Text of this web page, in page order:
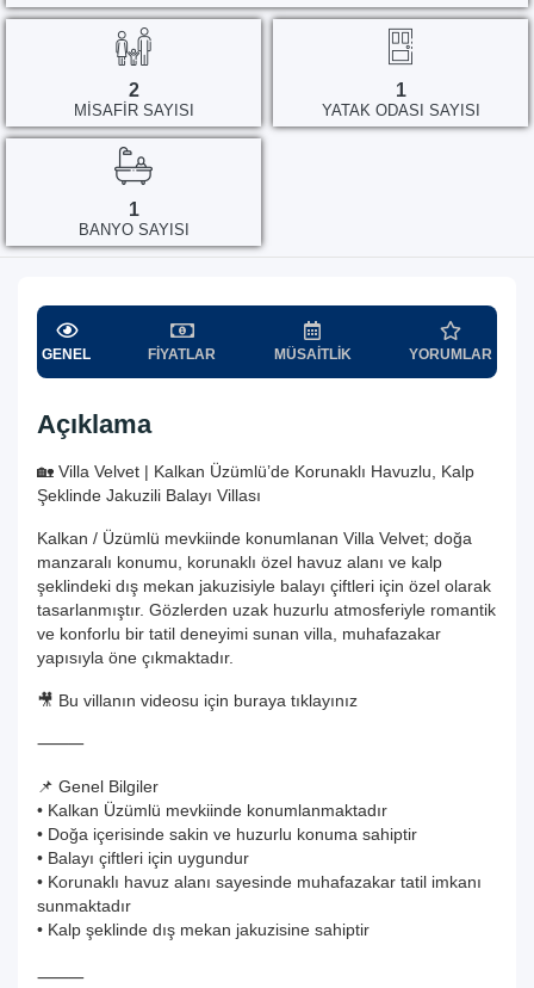
2
MISAFIR SAYISI
1
YATAK ODASI SAYISI
1
BANYO SAYISI
GENEL FIYATLAR MÜSAITLIK YORUMLAR
Açıklama
🏡 Villa Velvet | Kalkan Üzümlü’de Korunaklı Havuzlu, Kalp
Şeklinde Jakuzili Balayı Villası
Kalkan / Üzümlü mevkiinde konumlanan Villa Velvet; doğa
manzaralı konumu, korunaklı özel havuz alanı ve kalp
şeklindeki dış mekan jakuzisiyle balayı çiftleri için özel olarak
tasarlanmıştır. Gözlerden uzak huzurlu atmosferiyle romantik
ve konforlu bir tatil deneyimi sunan villa, muhafazakar
yapısıyla öne çıkmaktadır.
🎥 Bu villanın videosu için buraya tıklayınız
⸻
📌 Genel Bilgiler
• Kalkan Üzümlü mevkiinde konumlanmaktadır
• Doğa içerisinde sakin ve huzurlu konuma sahiptir
• Balayı çiftleri için uygundur
• Korunaklı havuz alanı sayesinde muhafazakar tatil imkanı
sunmaktadır
• Kalp şeklinde dış mekan jakuzisine sahiptir
⸻